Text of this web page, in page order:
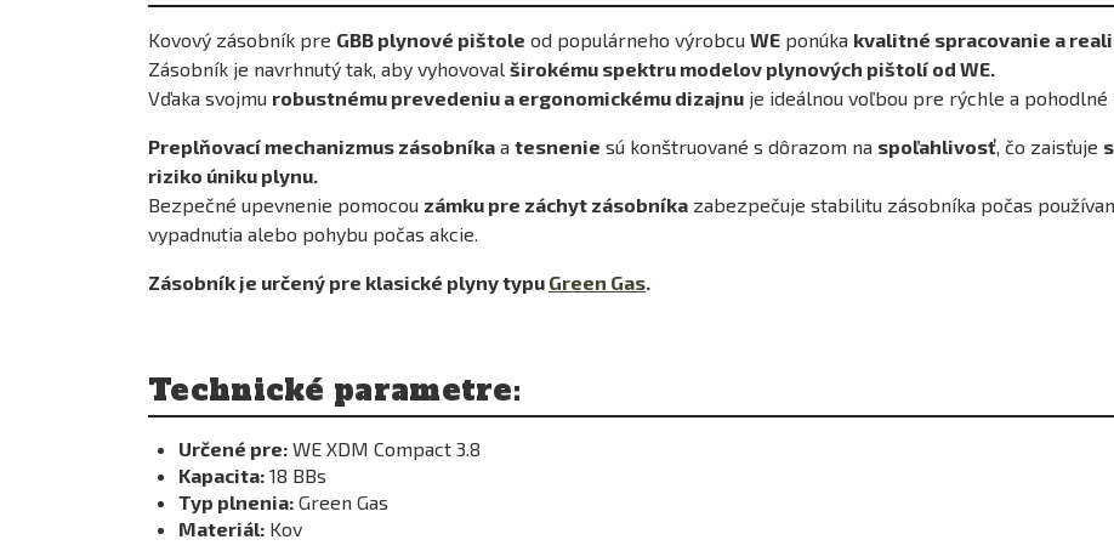
Kovový zásobník pre GBB plynové pištole od populárneho výrobcu WE ponúka kvalitné spracovanie a
Zásobník je navrhnutý tak, aby vyhovoval širokému spektru modelov plynových pištolí od WE.
Vďaka svojmu robustnému prevedeniu a ergonomickému dizajnu je ideálnou voľbou pre rýchle a pohodlné
Preplňovací mechanizmus zásobníka a tesnenie sú konštruované s dôrazom na spoľahlivosť , čo zaisťuje
riziko úniku plynu.
Bezpečné upevnenie pomocou zámku pre záchyt zásobníka zabezpečuje stabilitu zásobníka počas
vypadnutia alebo pohybu počas akcie.
Zásobník je určený pre klasické plyny typu Green Gas.
Technické parametre:
Určené pre: WE XDM Compact 3.8
Kapacita: 18 BBs
Typ plnenia: Green Gas
Materiál: Kov